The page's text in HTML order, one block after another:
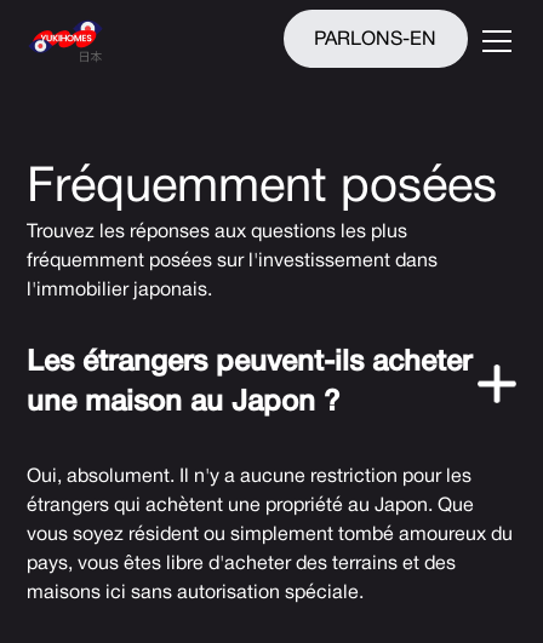
PARLONS-EN
Fréquemment posées
Trouvez les réponses aux questions les plus
fréquemment posées sur l'investissement dans
l'immobilier japonais.
Les étrangers peuvent-ils acheter
une maison au Japon ?
Oui, absolument. Il n'y a aucune restriction pour les
étrangers qui achètent une propriété au Japon. Que
vous soyez résident ou simplement tombé amoureux du
pays, vous êtes libre d'acheter des terrains et des
maisons ici sans autorisation spéciale.